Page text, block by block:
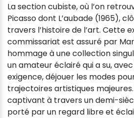
La section cubiste, où l’on
Picasso dont L’aubade (1965),
travers l’histoire de l’art. Cette
commissariat est assuré par
hommage à une collection
un amateur éclairé qui a su,
exigence, déjouer les modes
trajectoires artistiques
captivant à travers un demi-
porté par un regard libre et